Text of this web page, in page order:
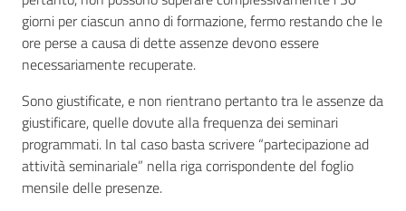
giorni per ciascun anno di formazione, fermo restando che le
ore perse a causa di dette assenze devono essere
necessariamente recuperate.
Sono giustificate, e non rientrano pertanto tra le assenze da
giustificare, quelle dovute alla frequenza dei seminari
programmati. In tal caso basta scrivere “partecipazione ad
attività seminariale” nella riga corrispondente del foglio
mensile delle presenze.